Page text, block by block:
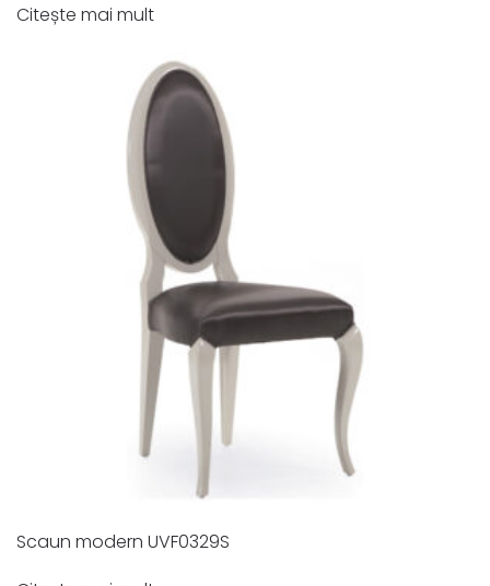
Citește mai mult
Scaun modern UVF0329S